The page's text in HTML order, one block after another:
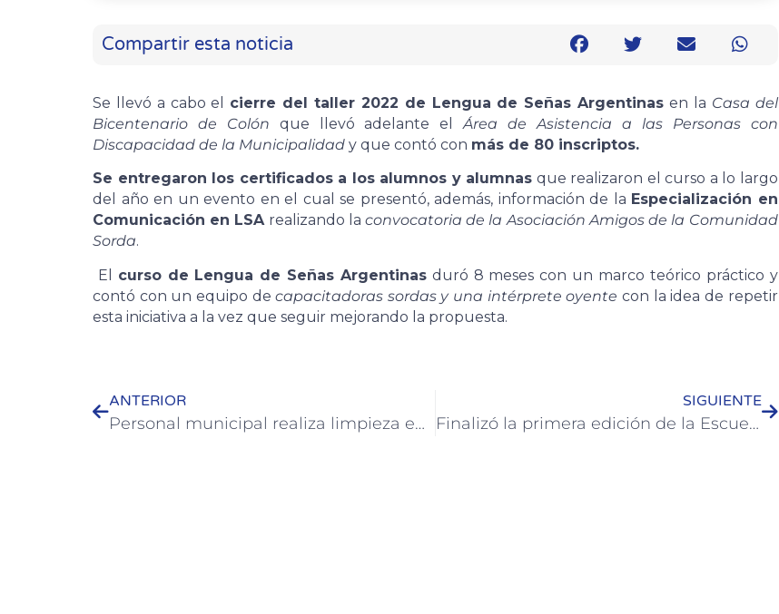
Compartir esta noticia
Se llevó a cabo el cierre del taller 2022 de Lengua de Señas Argentinas en la Casa del
Bicentenario de Colón que llevó adelante elÁrea de Asistencia a las Personas con
Discapacidad de la Municipalidad y que contó con más de 80 inscriptos.
Se entregaron los certificados a los alumnos y alumnas que realizaron el curso a lo largo
del año en un evento en el cual se presentó, además, información de la Especialización en
Comunicación en LSArealizando laconvocatoria de la Asociación Amigos de la Comunidad
Sorda.
El curso de Lengua de Señas Argentinasduró 8 meses con un marco teórico práctico y
contó con un equipo decapacitadoras sordas y una intérprete oyente con la idea de repetir
esta iniciativa a la vez que seguir mejorando la propuesta.
ANTERIOR
Personal municipal realiza limpieza en las márgenes de la Ruta 135
SIGUIENTE
Finalizó la primera edición de la Escuela de Negocios del Centro Comercial de Colón